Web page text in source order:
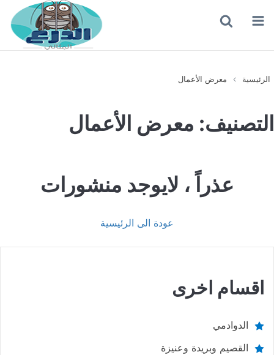
القائمة
الرئيسية معرض الأعمال
التصنيف: معرض الأعمال
عذراً ، لايوجد منشورات
عودة الى الرئيسية
اقسام اخرى
الدوادمي
القصيم وبريدة وعنيزة